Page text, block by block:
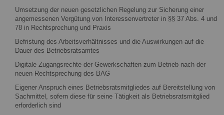
Umsetzung der neuen gesetzlichen Regelung zur Sicherung einer
angemessenen Vergütung von Interessenvertreter in §§ 37 Abs. 4 und
78 in Rechtsprechung und Praxis
Befristung des Arbeitsverhältnisses und die Auswirkungen auf die
Dauer des Betriebsratsamtes
Digitale Zugangsrechte der Gewerkschaften zum Betrieb nach der
neuen Rechtsprechung des BAG
Eigener Anspruch eines Betriebsratsmitgliedes auf Bereitstellung von
Sachmittel, sofern diese für seine Tätigkeit als Betriebsratsmitglied
erforderlich sind